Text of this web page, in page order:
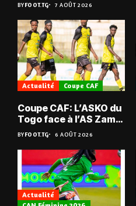
BYFOOT.TG 7 AOÛT 2026
Actualité Coupe CAF
Coupe CAF: L’ASKO du
Togo face à l’AS Zam
du Niger
BYFOOT.TG 6 AOÛT 2026
Actualité